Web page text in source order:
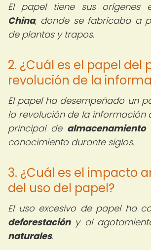
El papel tiene sus orígenes
China, donde se fabricaba a
de plantas y trapos.
2. ¿Cuál es el papel del
revolución de la
El papel ha desempeñado un
la revolución de la información
principal de almacenamiento
conocimiento durante siglos.
3. ¿Cuál es el impacto
del uso del papel?
El uso excesivo de papel ha
deforestacióny al
naturales.